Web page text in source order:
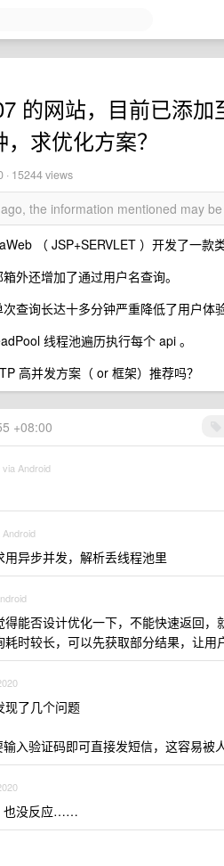
的网站，目前已添
求优化方案？
· 15244 views
the information mentioned may
（ JSP+SERVLET ）开发了一款
外还增加了通过用户名查询。
查询长达十多分钟严重降低了用户体验
线程池遍历执行每个 api 。
高并发方案（ or 框架）推荐吗？
+08:00
Android
异步并发，解析丢线程池里
能否设计优化一下，不能快速返回
时较长，可以先获取部分结果，让用
现了几个问题
入验证码即可直接发短信，这容易被
也没反应……